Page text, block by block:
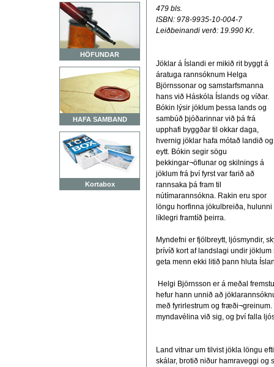
HÖFUNDAR
HAFA SAMBAND
Kortabox
479 bls.
ISBN: 978-9935-10-004-7
Leiðbeinandi verð: 19.990 Kr.
Jöklar á Íslandi er mikið rit byggt á
áratuga rannsóknum Helga
Björnssonar og samstarfsmanna
hans við Háskóla Íslands og víðar.
Bókin lýsir jöklum þessa lands og
sambúð þjóðarinnar við þá frá
upphafi byggðar til okkar daga,
hvernig jöklar hafa mótað landið og
eytt. Bókin segir sögu
þekkingar¬öflunar og skilnings á
jöklum frá því fyrst var farið að
rannsaka þá fram til
nútímarannsókna. Rakin eru spor
löngu horfinna jökulbreiða,
líklegri framtíð þeirra.
Myndefni er fjölbreytt, ljósmyndir,
þrívíð kort af landslagi undir
geta menn ekki litið þann hluta
Helgi Björnsson er á meðal
hefur hann unnið að
með fyrirlestrum og
myndavélina við sig, og því falla
Land vitnar um tilvist jökla löngu
skálar, brotið niður hamraveggi og